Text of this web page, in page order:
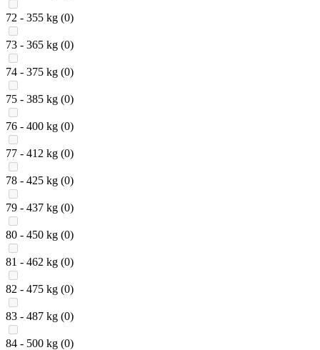
72 - 355 kg (0)
73 - 365 kg (0)
74 - 375 kg (0)
75 - 385 kg (0)
76 - 400 kg (0)
77 - 412 kg (0)
78 - 425 kg (0)
79 - 437 kg (0)
80 - 450 kg (0)
81 - 462 kg (0)
82 - 475 kg (0)
83 - 487 kg (0)
84 - 500 kg (0)